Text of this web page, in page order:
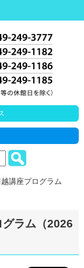
越講座プログラム
グラム（2026